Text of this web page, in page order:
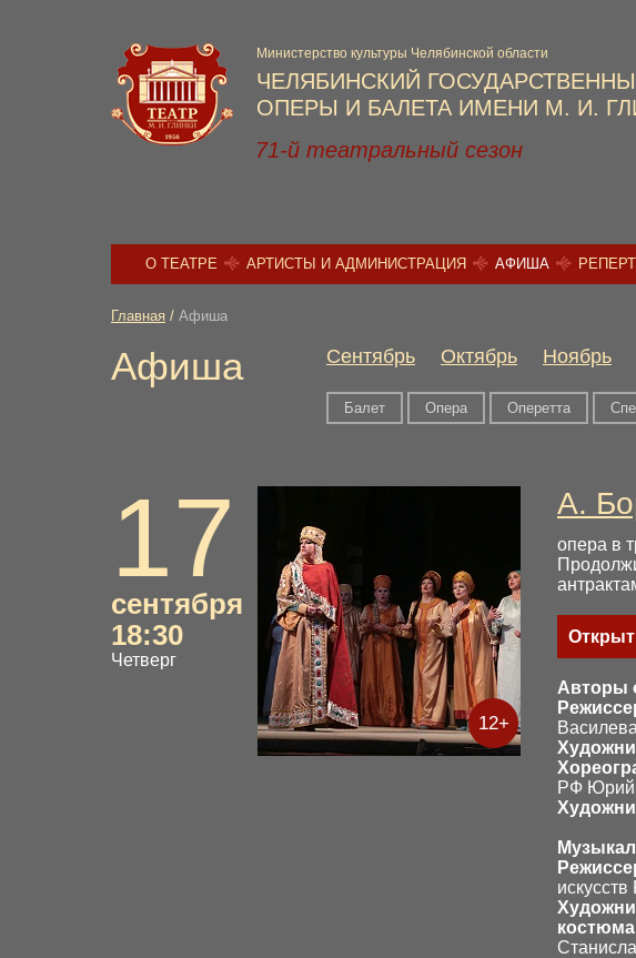
ЧЕЛЯБИНСКИЙ
ОПЕРЫ И БАЛЕТА ИМЕНИ М. И.
Министерство культуры Челябинской области
71-й театральный сезон
О ТЕАТРЕ АРТИСТЫ И АДМИНИСТРАЦИЯ АФИША
Главная / Афиша
Афиша Сентябрь Октябрь Ноябрь
Балет Опера Оперетта
17
сентября
18:30
Четверг
12+
А.
опера в
Авторы
Василева
РФ Юрий